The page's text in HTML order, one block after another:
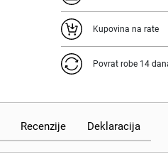
Kupovina na rate
Povrat robe 14
Deklaracija
Recenzije